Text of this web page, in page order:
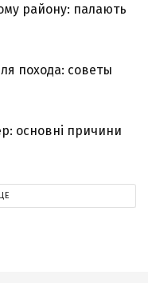
району: палають
похода: советы
основні причини